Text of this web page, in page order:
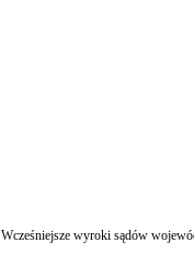
wyroki sądów